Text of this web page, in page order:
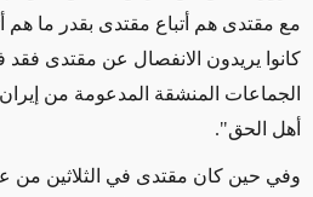
مع مقتدى هم أتباع مقتدى بقدر ما هم
كانوا يريدون الانفصال عن مقتدى فقد
الجماعات المنشقة المدعومة من
أهل الحق".